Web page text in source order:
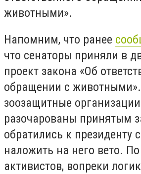
животными».
Напомним, что ранее
что сенаторы приняли в
проект закона «Об
обращении с
зоозащитные
разочарованы принятым
обратились к президенту
наложить на него вето.
активистов, вопреки